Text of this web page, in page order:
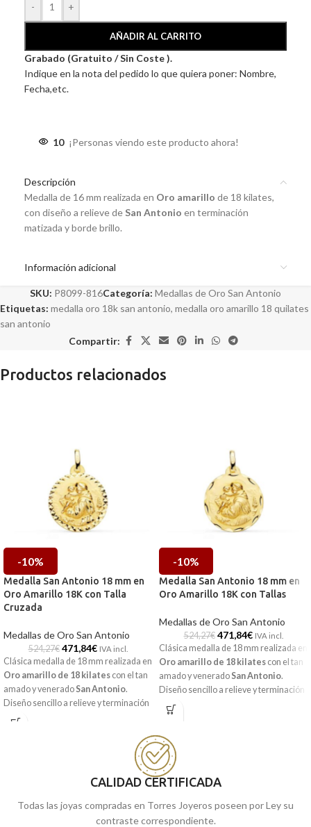
-
+
AÑADIR AL CARRITO
Grabado (Gratuito / Sin Coste ).
Indique en la nota del pedido lo que quiera poner: Nombre,
Fecha,etc.
10 ¡Personas viendo este producto ahora!
Descripción
Medalla de 16 mm realizada en Oro amarillo de 18 kilates,
con diseño a relieve de San Antonio en terminación
matizada y borde brillo.
Información adicional
SKU: P8099-816Categoría: Medallas de Oro San Antonio
Etiquetas: medalla oro 18k san antonio, medalla oro amarillo 18 quilates
san antonio
Compartir:
Productos relacionados
-10%
Medalla San Antonio 18 mm en
Oro Amarillo 18K con Talla
Cruzada
Medallas de Oro San Antonio
524,27€ 471,84€ IVA incl.
Clásica medalla de 18 mm realizada en
Oro amarillo de 18 kilates con el tan
amado y venerado San Antonio.
Diseño sencillo a relieve y terminación
matizada, que combina con tu día a día
tallas laterales. Si eres devot@, esta
fantástica joya para tener y completar
Málaga, o cómpralaonline y te la
-10%
Medalla San Antonio 18 mm en
Oro Amarillo 18K con Tallas
Medallas de Oro San Antonio
524,27€ 471,84€ IVA incl.
Clásica medalla de 18 mm realizada en
Oro amarillo de 18 kilates con el tan
amado y venerado San Antonio.
Diseño sencillo a relieve y terminación
brillo, que combina con tu día a día y
está acompañado a su vez por
devot@, esta fantástica joya para tener
y completar tu joyero.
Recógelaen nuestras tiendas de
llevamos a casa.
CALIDAD CERTIFICADA
Todas las joyas compradas en Torres Joyeros poseen por Ley su
contraste correspondiente.